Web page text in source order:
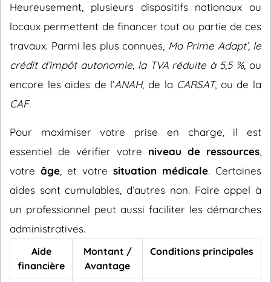
Heureusement, plusieurs dispositifs nationaux ou
locaux permettent de financer tout ou partie de ces
travaux. Parmi les plus connues, Ma Prime Adapt’, le
crédit d’impôt autonomie, la TVA réduite à 5,5 %, ou
encore les aides de l’ANAH, de la CARSAT, ou de la
CAF.
Pour maximiser votre prise en charge, il est
essentiel de vérifier votre niveau de ressources
votre âge , et votre situation médicale. Certaines
aides sont cumulables, d’autres non. Faire appel à
un professionnel peut aussi faciliter les démarches
administratives.
Aide
financière
Montant /
Avantage
Conditions principales